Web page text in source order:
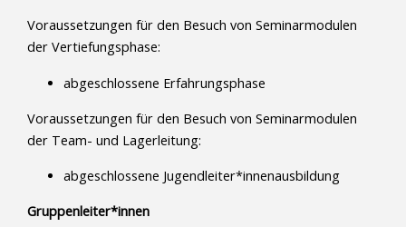
Voraussetzungen für den Besuch von Seminarmodulen
der Vertiefungsphase:
abgeschlossene Erfahrungsphase
Voraussetzungen für den Besuch von Seminarmodulen
der Team- und Lagerleitung:
abgeschlossene Jugendleiter*innenausbildung
Gruppenleiter*innen